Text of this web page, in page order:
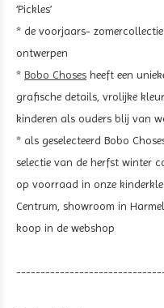
‘Pickles’
* de voorjaars-
ontwerpen
* Bobo Choses heeft een
grafische details, vrolijke
kinderen als ouders blij van
* als geselecteerd Bobo
selectie van de herfst winter
op voorraad in onze
Centrum, showroom in
koop in de webshop